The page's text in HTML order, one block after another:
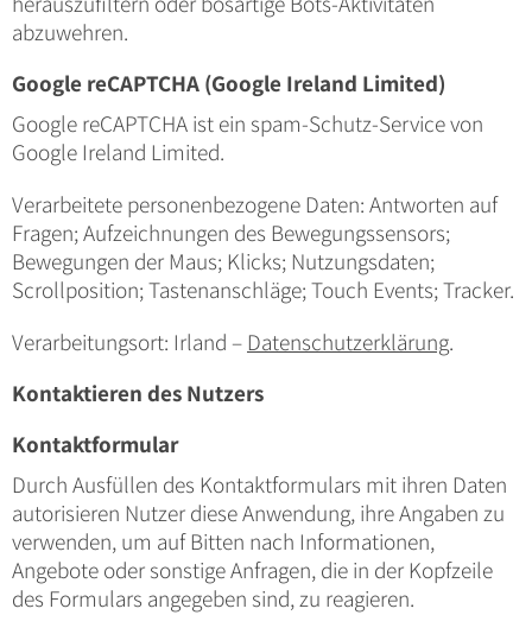
abzuwehren.
Google reCAPTCHA (Google Ireland Limited)
Google reCAPTCHA ist ein spam-Schutz-Service von
Google Ireland Limited.
Verarbeitete personenbezogene Daten: Antworten auf
Fragen; Aufzeichnungen des Bewegungssensors;
Bewegungen der Maus; Klicks; Nutzungsdaten;
Scrollposition; Tastenanschläge; Touch Events; Tracker.
Verarbeitungsort: Irland –Datenschutzerklärung.
Kontaktieren des Nutzers
Kontaktformular
Durch Ausfüllen des Kontaktformulars mit ihren Daten
autorisieren Nutzer diese Anwendung, ihre Angaben zu
verwenden, um auf Bitten nach Informationen,
Angebote oder sonstige Anfragen, die in der Kopfzeile
des Formulars angegeben sind, zu reagieren.